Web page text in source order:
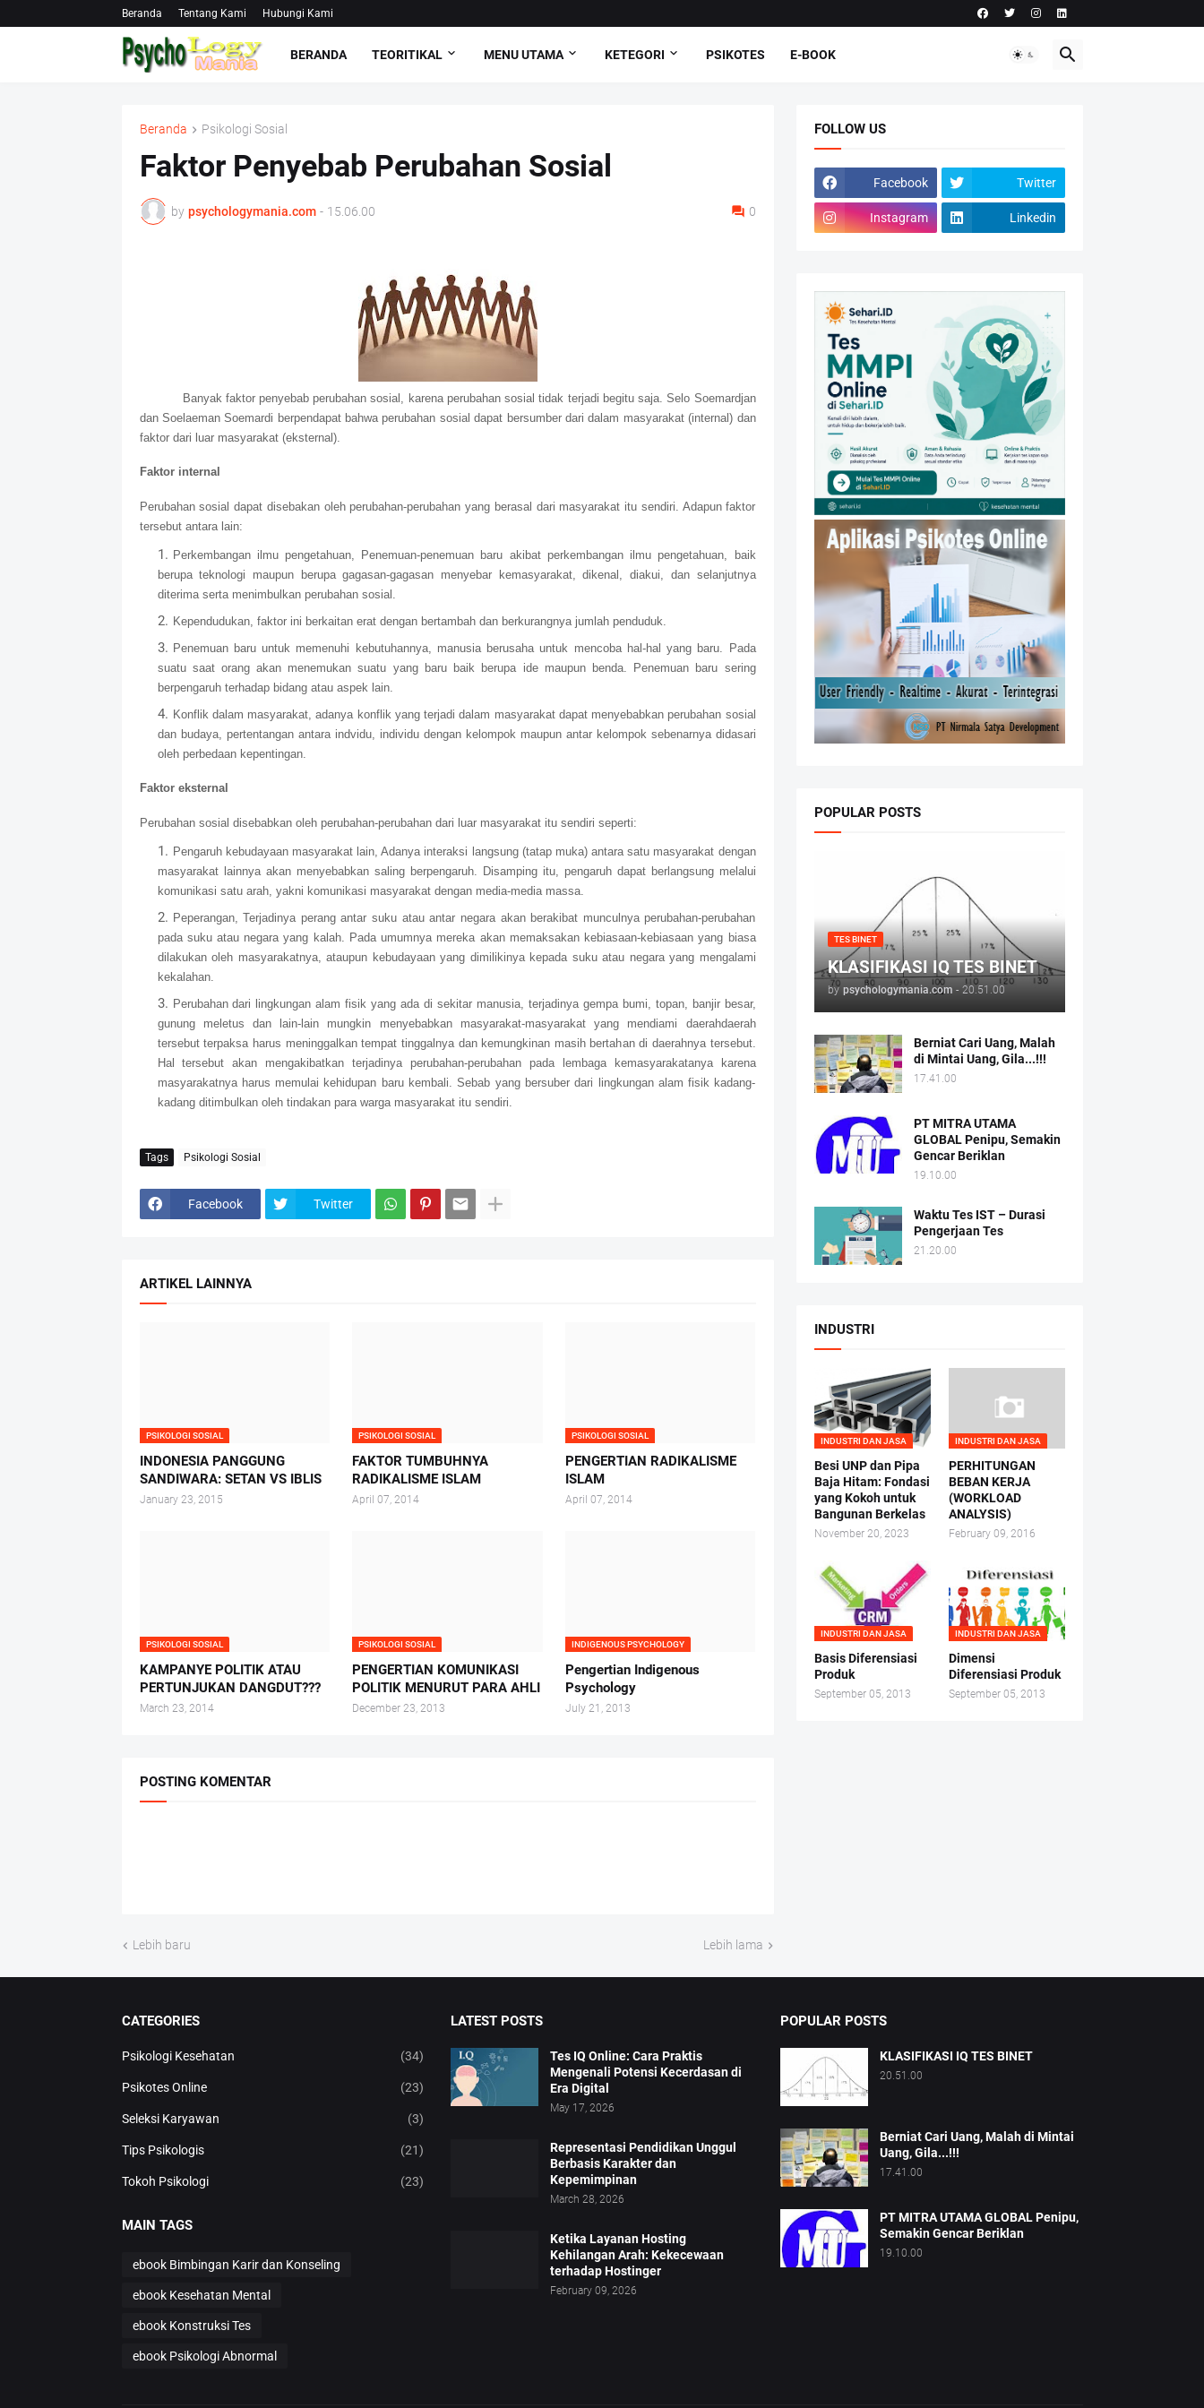
Beranda Tentang Kami Hubungi Kami
BERANDA TEORITIKAL MENU UTAMA KETEGORI PSIKOTES E-BOOK
Beranda Psikologi Sosial
Faktor Penyebab Perubahan Sosial
by psychologymania.com - 15.06.00 0
Banyak faktor penyebab perubahan sosial, karena perubahan sosial tidak terjadi begitu saja. Selo Soemardjan
dan Soelaeman Soemardi berpendapat bahwa perubahan sosial dapat bersumber dari dalam masyarakat (internal) dan
faktor dari luar masyarakat (eksternal).
Faktor internal
Perubahan sosial dapat disebakan oleh perubahan-perubahan yang berasal dari masyarakat itu sendiri. Adapun faktor
tersebut antara lain:
Perkembangan ilmu pengetahuan, Penemuan-penemuan baru akibat perkembangan ilmu pengetahuan, baik
berupa teknologi maupun berupa gagasan-gagasan menyebar kemasyarakat, dikenal, diakui, dan selanjutnya
diterima serta menimbulkan perubahan sosial.
Kependudukan, faktor ini berkaitan erat dengan bertambah dan berkurangnya jumlah penduduk.
Penemuan baru untuk memenuhi kebutuhannya, manusia berusaha untuk mencoba hal-hal yang baru. Pada
suatu saat orang akan menemukan suatu yang baru baik berupa ide maupun benda. Penemuan baru sering
berpengaruh terhadap bidang atau aspek lain.
Konflik dalam masyarakat, adanya konflik yang terjadi dalam masyarakat dapat menyebabkan perubahan sosial
dan budaya, pertentangan antara indvidu, individu dengan kelompok maupun antar kelompok sebenarnya didasari
oleh perbedaan kepentingan.
Faktor eksternal
Perubahan sosial disebabkan oleh perubahan-perubahan dari luar masyarakat itu sendiri seperti:
Pengaruh kebudayaan masyarakat lain, Adanya interaksi langsung (tatap muka) antara satu masyarakat dengan
masyarakat lainnya akan menyebabkan saling berpengaruh. Disamping itu, pengaruh dapat berlangsung melalui
komunikasi satu arah, yakni komunikasi masyarakat dengan media-media massa.
Peperangan, Terjadinya perang antar suku atau antar negara akan berakibat munculnya perubahan-perubahan
pada suku atau negara yang kalah. Pada umumnya mereka akan memaksakan kebiasaan-kebiasaan yang biasa
dilakukan oleh masyarakatnya, ataupun kebudayaan yang dimilikinya kepada suku atau negara yang mengalami
kekalahan.
Perubahan dari lingkungan alam fisik yang ada di sekitar manusia, terjadinya gempa bumi, topan, banjir besar,
gunung meletus dan lain-lain mungkin menyebabkan masyarakat-masyarakat yang mendiami daerahdaerah
tersebut terpaksa harus meninggalkan tempat tinggalnya dan kemungkinan masih bertahan di daerahnya tersebut.
Hal tersebut akan mengakibatkan terjadinya perubahan-perubahan pada lembaga kemasyarakatanya karena
masyarakatnya harus memulai kehidupan baru kembali. Sebab yang bersuber dari lingkungan alam fisik kadang-
kadang ditimbulkan oleh tindakan para warga masyarakat itu sendiri.
Tags Psikologi Sosial
Facebook Twitter
ARTIKEL LAINNYA
PSIKOLOGI SOSIAL
INDONESIA PANGGUNG
SANDIWARA: SETAN VS IBLIS
January 23, 2015
PSIKOLOGI SOSIAL
FAKTOR TUMBUHNYA
RADIKALISME ISLAM
April 07, 2014
PSIKOLOGI SOSIAL
PENGERTIAN RADIKALISME
ISLAM
April 07, 2014
PSIKOLOGI SOSIAL
KAMPANYE POLITIK ATAU
PERTUNJUKAN DANGDUT???
March 23, 2014
PSIKOLOGI SOSIAL
PENGERTIAN KOMUNIKASI
POLITIK MENURUT PARA AHLI
December 23, 2013
INDIGENOUS PSYCHOLOGY
Pengertian Indigenous
Psychology
July 21, 2013
POSTING KOMENTAR
Lebih baru Lebih lama
FOLLOW US
Facebook Twitter
Instagram Linkedin
POPULAR POSTS
TES BINET
KLASIFIKASI IQ TES BINET
by psychologymania.com - 20.51.00
Berniat Cari Uang, Malah
di Mintai Uang, Gila...!!!
17.41.00
PT MITRA UTAMA
GLOBAL Penipu, Semakin
Gencar Beriklan
19.10.00
Waktu Tes IST – Durasi
Pengerjaan Tes
21.20.00
INDUSTRI
INDUSTRI DAN JASA
Besi UNP dan Pipa
Baja Hitam: Fondasi
yang Kokoh untuk
Bangunan Berkelas
November 20, 2023
INDUSTRI DAN JASA
PERHITUNGAN
BEBAN KERJA
(WORKLOAD
ANALYSIS)
February 09, 2016
INDUSTRI DAN JASA
Basis Diferensiasi
Produk
September 05, 2013
INDUSTRI DAN JASA
Dimensi
Diferensiasi Produk
September 05, 2013
CATEGORIES
Psikologi Kesehatan (34)
Psikotes Online (23)
Seleksi Karyawan (3)
Tips Psikologis (21)
Tokoh Psikologi (23)
MAIN TAGS
ebook Bimbingan Karir dan Konseling
ebook Kesehatan Mental
ebook Konstruksi Tes
ebook Psikologi Abnormal
LATEST POSTS
Tes IQ Online: Cara Praktis
Mengenali Potensi Kecerdasan di
Era Digital
May 17, 2026
Representasi Pendidikan Unggul
Berbasis Karakter dan
Kepemimpinan
March 28, 2026
Ketika Layanan Hosting
Kehilangan Arah: Kekecewaan
terhadap Hostinger
February 09, 2026
POPULAR POSTS
KLASIFIKASI IQ TES BINET
20.51.00
Berniat Cari Uang, Malah di Mintai
Uang, Gila...!!!
17.41.00
PT MITRA UTAMA GLOBAL Penipu,
Semakin Gencar Beriklan
19.10.00